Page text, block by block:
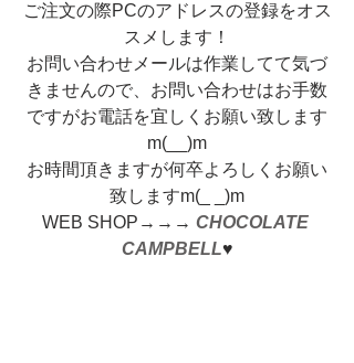
ご注文の際PCのアドレスの登録をオス
スメします！
お問い合わせメールは作業してて気づ
きませんので、お問い合わせはお手数
ですがお電話を宜しくお願い致します
m(__)m
お時間頂きますが何卒よろしくお願い
致しますm(_ _)m
WEB SHOP→→→ CHOCOLATE
CAMPBELL♥